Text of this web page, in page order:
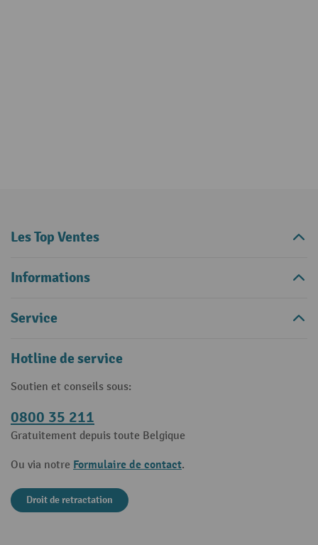
Les Top Ventes
Informations
Service
Hotline de service
Soutien et conseils sous:
0800 35 211
Gratuitement depuis toute Belgique
Ou via notre Formulaire de contact.
Droit de retractation